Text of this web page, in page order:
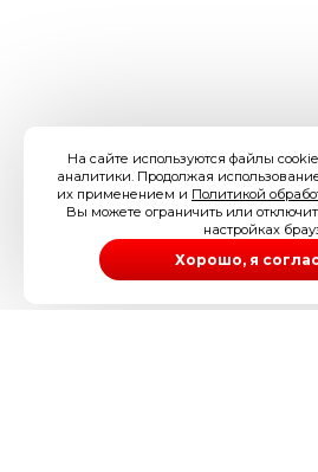
На сайте используются файлы
аналитики. Продолжая
их применением и Политикой
Вы можете ограничить или
настройках
Хорошо, я